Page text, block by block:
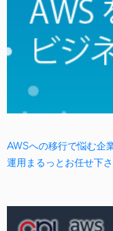
AWSへの移行で悩む企
運用まるっとお任せ下